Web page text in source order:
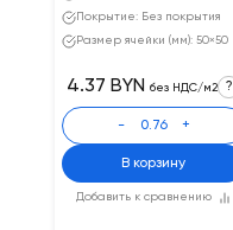
Покрытие: Без покрытия
Размер ячейки (мм): 50×50
Добавить к сравнению
4.37 BYN без НДС/м2 ?
- +
В корзину